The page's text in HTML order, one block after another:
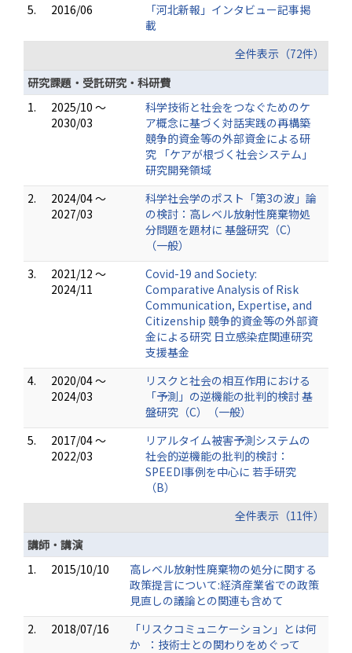
5.
2016/06
「河北新報」インタビュー記事掲
載
全件表示（72件）
研究課題・受託研究・科研費
1.
2025/10 ～
2030/03
科学技術と社会をつなぐためのケ
ア概念に基づく対話実践の再構築
競争的資金等の外部資金による研
究 「ケアが根づく社会システム」
研究開発領域
2.
2024/04 ～
2027/03
科学社会学のポスト「第3の波」論
の検討：高レベル放射性廃棄物処
分問題を題材に 基盤研究（C）
（一般）
3.
2021/12 ～
2024/11
Covid-19 and Society:
Comparative Analysis of Risk
Communication, Expertise, and
Citizenship 競争的資金等の外部資
金による研究 日立感染症関連研究
支援基金
4.
2020/04 ～
2024/03
リスクと社会の相互作用における
「予測」の逆機能の批判的検討 基
盤研究（C）（一般）
5.
2017/04 ～
2022/03
リアルタイム被害予測システムの
社会的逆機能の批判的検討：
SPEEDI事例を中心に 若手研究
（B）
全件表示（11件）
講師・講演
1.
2015/10/10
高レベル放射性廃棄物の処分に関する
政策提言について:経済産業省での政策
見直しの議論との関連も含めて
2.
2018/07/16
「リスクコミュニケーション」とは何
か ：技術士との関わりをめぐって